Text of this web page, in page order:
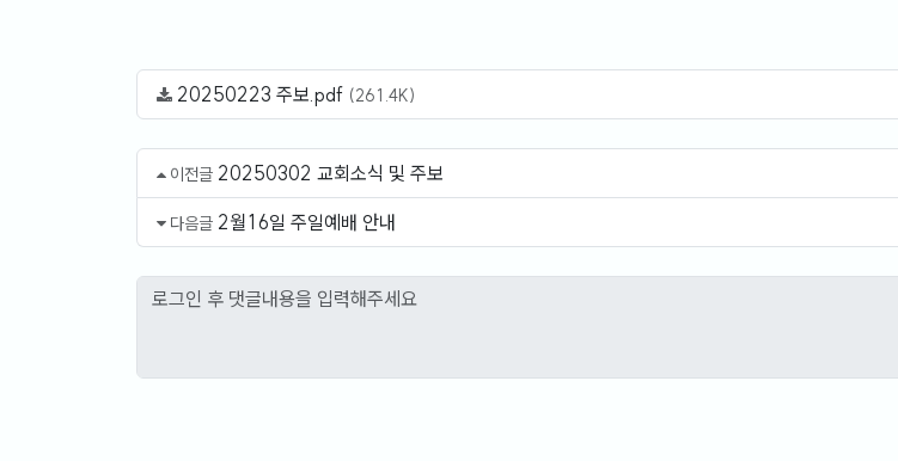
20250223 주보.pdf (261.4K)
이전글 20250302 교회소식 및 주보
다음글 2월16일 주일예배 안내